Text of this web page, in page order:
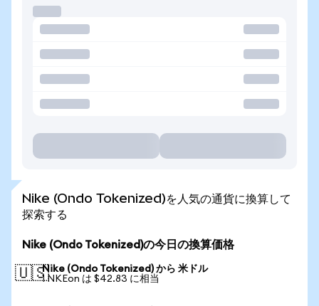
Nike (Ondo Tokenized)を人気の通貨に換算して
探索する
Nike (Ondo Tokenized)の今日の換算価格
🇺🇸Nike (Ondo Tokenized) から 米ドル
1 NKEon は $42.83 に相当